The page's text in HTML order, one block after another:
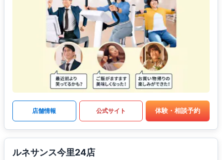
店舗情報 公式サイト 体験・相談予約
ルネサンス今里24店